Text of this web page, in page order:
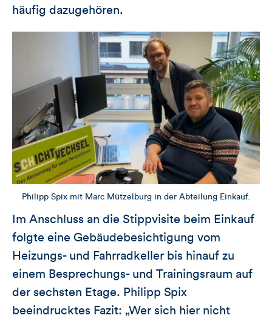
häufig dazugehören.
Philipp Spix mit Marc Mützelburg in der Abteilung Einkauf.
Im Anschluss an die Stippvisite beim Einkauf
folgte eine Gebäudebesichtigung vom
Heizungs- und Fahrradkeller bis hinauf zu
einem Besprechungs- und Trainingsraum auf
der sechsten Etage. Philipp Spix
beeindrucktes Fazit: „Wer sich hier nicht